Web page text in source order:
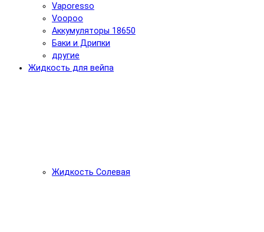
Vaporesso
Voopoo
Аккумуляторы 18650
Баки и Дрипки
другие
Жидкость для вейпа
Жидкость Солевая